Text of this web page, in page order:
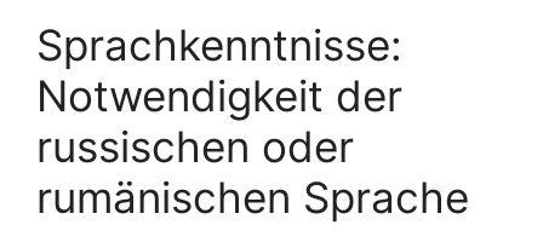
Sprachkenntnisse:
Notwendigkeit der
russischen oder
rumänischen Sprache